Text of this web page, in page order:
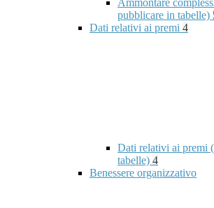
Ammontare
pubblicare in tabelle)
Dati relativi ai premi 4
Dati relativi ai premi
tabelle) 4
Benessere organizzativo